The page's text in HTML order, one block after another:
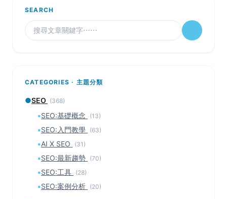
SEARCH
CATEGORIES · 主題分類
●SEO (368)
▪SEO:基礎概念 (13)
▪SEO:入門教學 (63)
▪AI X SEO (31)
▪SEO:最新趨勢 (70)
▪SEO:工具 (28)
▪SEO:案例分析 (20)